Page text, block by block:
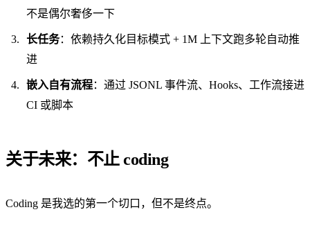
不是偶尔奢侈一下
长任务：依赖持久化目标模式 + 1M 上下文跑多轮自动推
进
嵌入自有流程：通过 JSONL 事件流、Hooks、工作流接进
CI 或脚本
关于未来：不止 coding
Coding 是我选的第一个切口，但不是终点。